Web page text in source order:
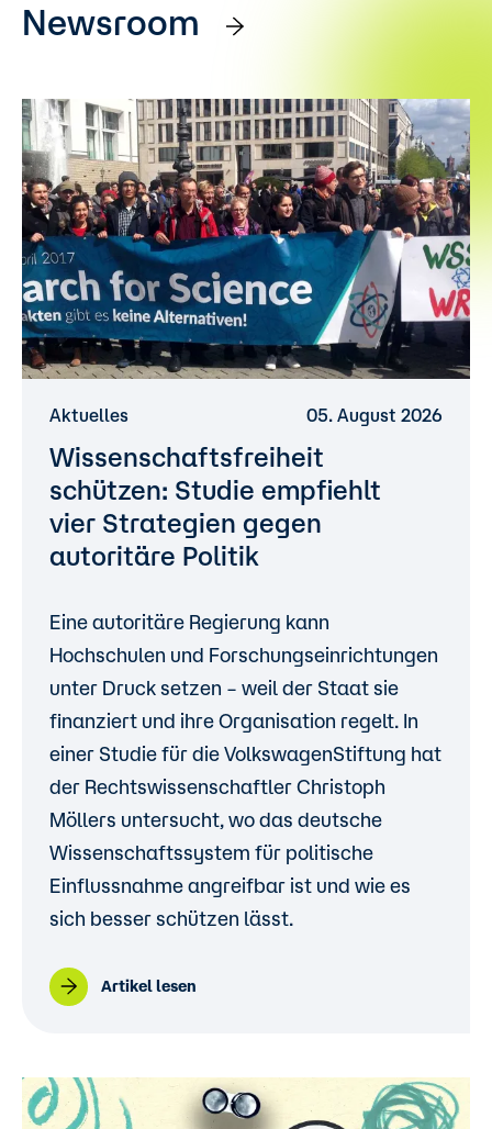
Newsroom
Aktuelles 05. August 2026
Wissenschaftsfreiheit
schützen: Studie empfiehlt
vier Strategien gegen
autoritäre Politik
Eine autoritäre Regierung kann
Hochschulen und Forschungseinrichtungen
unter Druck setzen – weil der Staat sie
finanziert und ihre Organisation regelt. In
einer Studie für die VolkswagenStiftung hat
der Rechtswissenschaftler Christoph
Möllers untersucht, wo das deutsche
Wissenschaftssystem für politische
Einflussnahme angreifbar ist und wie es
sich besser schützen lässt.
Artikel lesen